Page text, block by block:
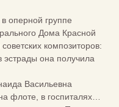
оперной группе
Дома Красной
композиторов:
эстрады она получила
Васильевна
флоте, в госпиталях…